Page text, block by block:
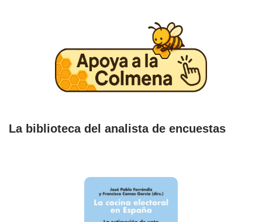
La biblioteca del analista de encuestas